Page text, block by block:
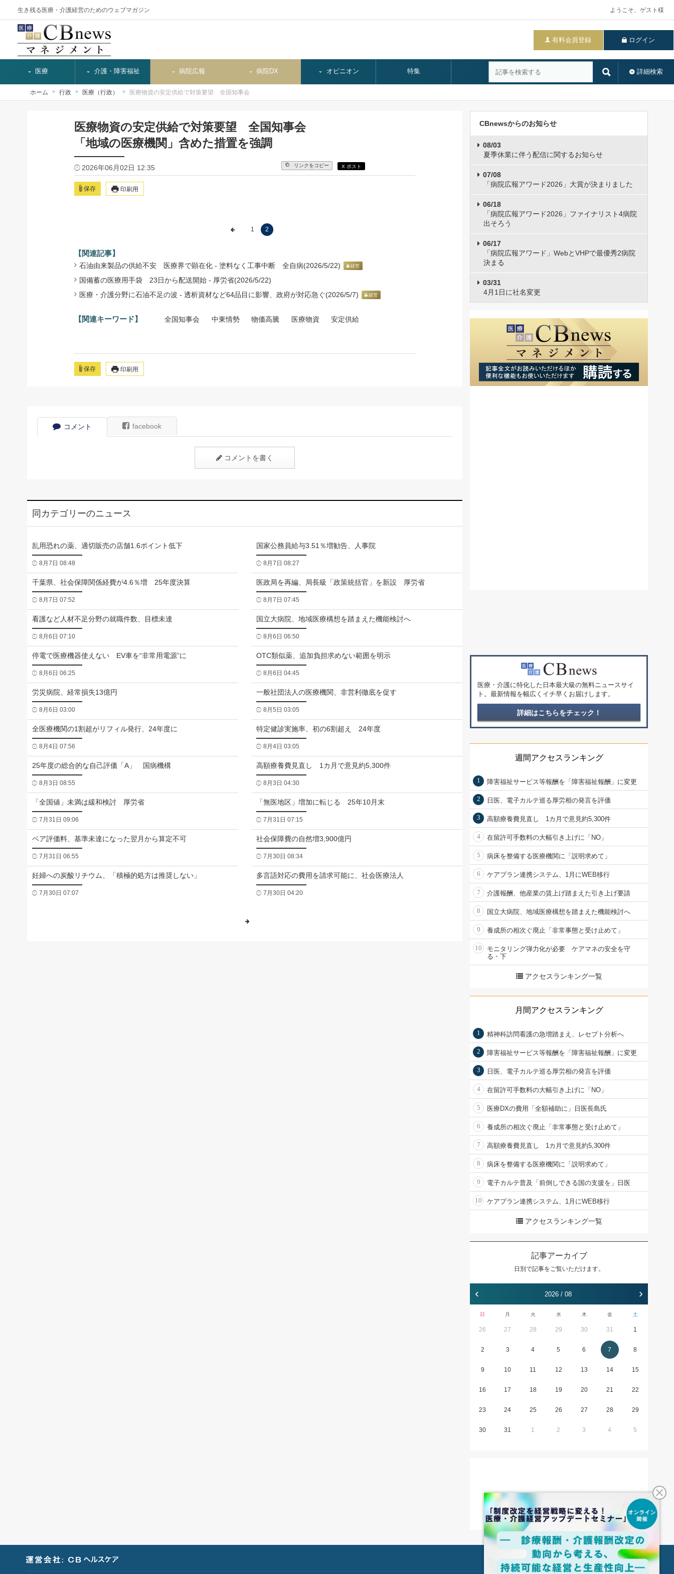
生き残る医療・介護経営のためのウェブマガジン ようこそ、ゲスト様
有料会員登録 ログイン
詳細検索
医療 介護・障害福祉 病院広報 病院DX オピニオン 特集
ホーム 行政 医療（行政） 医療物資の安定供給で対策要望 全国知事会
医療物資の安定供給で対策要望 全国知事会
「地域の医療機関」含めた措置を強調
2026年06月02日 12:35 リンクをコピー X ポスト
保存 印刷用
1 2
【関連記事】
石油由来製品の供給不安 医療界で顕在化 - 塗料なく工事中断 全自病(2026/5/22) 経営
国備蓄の医療用手袋 23日から配送開始 - 厚労省(2026/5/22)
医療・介護分野に石油不足の波 - 透析資材など64品目に影響、政府が対応急ぐ(2026/5/7)
経営
【関連キーワード】 全国知事会 中東情勢 物価高騰 医療物資 安定供給
保存 印刷用
コメント facebook
コメントを書く
同カテゴリーのニュース
乱用恐れの薬、適切販売の店舗1.6ポイント低下
8月7日 08:48
国家公務員給与3.51％増勧告、人事院
8月7日 08:27
千葉県、社会保障関係経費が4.6％増 25年度決算
8月7日 07:52
医政局を再編、局長級「政策統括官」を新設 厚労省
8月7日 07:45
看護など人材不足分野の就職件数、目標未達
8月6日 07:10
国立大病院、地域医療構想を踏まえた機能検討へ
8月6日 06:50
停電で医療機器使えない EV車を“非常用電源”に
8月6日 06:25
OTC類似薬、追加負担求めない範囲を明示
8月6日 04:45
労災病院、経常損失13億円
8月6日 03:00
一般社団法人の医療機関、非営利徹底を促す
8月5日 03:05
全医療機関の1割超がリフィル発行、24年度に
8月4日 07:56
特定健診実施率、初の6割超え 24年度
8月4日 03:05
25年度の総合的な自己評価「A」 国病機構
8月3日 08:55
高額療養費見直し 1カ月で意見約5,300件
8月3日 04:30
「全国値」未満は緩和検討 厚労省
7月31日 09:06
「無医地区」増加に転じる 25年10月末
7月31日 07:15
ベア評価料、基準未達になった翌月から算定不可
7月31日 06:55
社会保障費の自然増3,900億円
7月30日 08:34
妊婦への炭酸リチウム、「積極的処方は推奨しない」
7月30日 07:07
多言語対応の費用を請求可能に、社会医療法人
7月30日 04:20
CBnewsからのお知らせ
08/03
夏季休業に伴う配信に関するお知らせ
07/08
「病院広報アワード2026」大賞が決まりました
06/18
「病院広報アワード2026」ファイナリスト4病院
出そろう
06/17
「病院広報アワード」WebとVHPで最優秀2病院
決まる
03/31
4月1日に社名変更
医療・介護に特化した日本最大級の無料ニュースサイ
ト。最新情報を幅広くイチ早くお届けします。
詳細はこちらをチェック！
週間アクセスランキング
1 障害福祉サービス等報酬を「障害福祉報酬」に変更
2 日医、電子カルテ巡る厚労相の発言を評価
3 高額療養費見直し 1カ月で意見約5,300件
4 在留許可手数料の大幅引き上げに「NO」
5 病床を整備する医療機関に「説明求めて」
6 ケアプラン連携システム、1月にWEB移行
7 介護報酬、他産業の賃上げ踏まえた引き上げ要請
8 国立大病院、地域医療構想を踏まえた機能検討へ
9 養成所の相次ぐ廃止「非常事態と受け止めて」
10
モニタリング弾力化が必要 ケアマネの安全を守
る・下
アクセスランキング一覧
月間アクセスランキング
1 精神科訪問看護の急増踏まえ、レセプト分析へ
2 障害福祉サービス等報酬を「障害福祉報酬」に変更
3 日医、電子カルテ巡る厚労相の発言を評価
4 在留許可手数料の大幅引き上げに「NO」
5 医療DXの費用「全額補助に」日医長島氏
6 養成所の相次ぐ廃止「非常事態と受け止めて」
7 高額療養費見直し 1カ月で意見約5,300件
8 病床を整備する医療機関に「説明求めて」
9 電子カルテ普及「前倒しできる国の支援を」日医
10 ケアプラン連携システム、1月にWEB移行
アクセスランキング一覧
記事アーカイブ
日別で記事をご覧いただけます。
‹ 2026 / 08 ›
日 月 火 水 木 金 土
26 27 28 29 30 31 1
2 3 4 5 6 7 8
9 10 11 12 13 14 15
16 17 18 19 20 21 22
23 24 25 26 27 28 29
30 31 1 2 3 4 5